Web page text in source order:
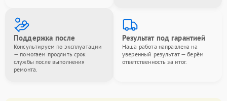
Поддержка после
Консультируем по эксплуатации
— помогаем продлить срок
службы после выполнения
ремонта.
Результат под гарантией
Наша работа направлена на
уверенный результат — берём
ответственность за итог.